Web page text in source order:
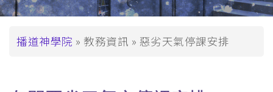
導
連
播道神學院 教務資訊 惡劣天氣停課安排